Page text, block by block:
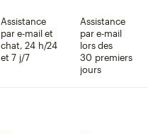
Assistance
par e-mail et
chat, 24 h/24
et 7 j/7
Assistance
par e-mail
lors des
30 premiers
jours